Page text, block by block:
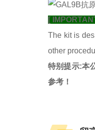
[
The kit is
other
特别提示:本
参考！